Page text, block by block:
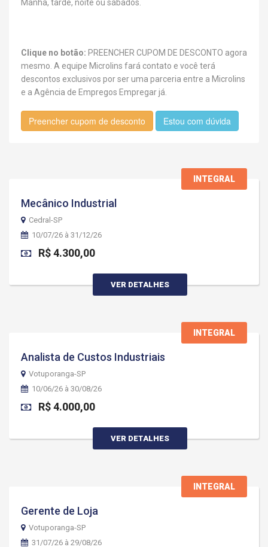
Manhã, tarde, noite ou sábados.
Clique no botão: PREENCHER CUPOM DE DESCONTO agora
mesmo. A equipe Microlins fará contato e você terá
descontos exclusivos por ser uma parceria entre a Microlins
e a Agência de Empregos Empregar já.
Preencher cupom de desconto Estou com dúvida
INTEGRAL
Mecânico Industrial
Cedral-SP
10/07/26 à 31/12/26
R$ 4.300,00
VER DETALHES
INTEGRAL
Analista de Custos Industriais
Votuporanga-SP
10/06/26 à 30/08/26
R$ 4.000,00
VER DETALHES
INTEGRAL
Gerente de Loja
Votuporanga-SP
31/07/26 à 29/08/26